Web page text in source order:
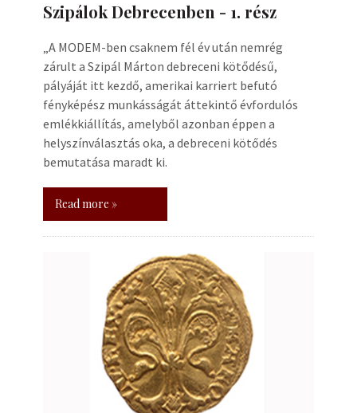
Szipálok Debrecenben - 1. rész
„A MODEM-ben csaknem fél év után nemrég
zárult a Szipál Márton debreceni kötődésű,
pályáját itt kezdő, amerikai karriert befutó
fényképész munkásságát áttekintő évfordulós
emlékkiállítás, amelyből azonban éppen a
helyszínválasztás oka, a debreceni kötődés
bemutatása maradt ki.
Read more »